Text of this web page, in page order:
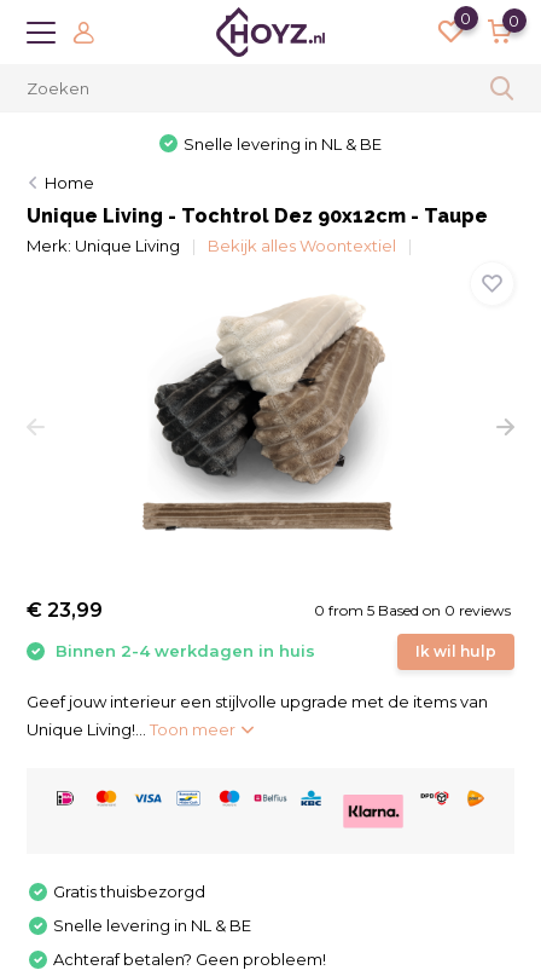
0 0
30 dagen bedenktijd
Home
Unique Living - Tochtrol Dez 90x12cm - Taupe
Merk: Unique Living Bekijk alles Woontextiel
0 from 5 Based on 0 reviews
Ik wil hulp
€ 23,99
Binnen 2-4 werkdagen in huis
Geef jouw interieur een stijlvolle upgrade met de items van
Unique Living!...Toon meer
Gratis thuisbezorgd
Snelle levering in NL & BE
Achteraf betalen? Geen probleem!